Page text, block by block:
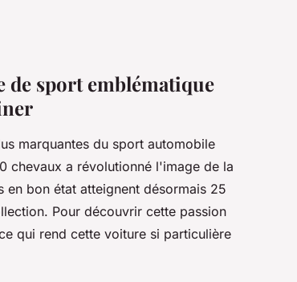
de sport emblématique
marquantes du sport automobile
chevaux a révolutionné l'image de la
bon état atteignent désormais 25
Pour découvrir cette passion
qui rend cette voiture si particulière